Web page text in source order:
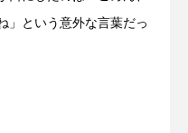
」という意外な言葉だっ